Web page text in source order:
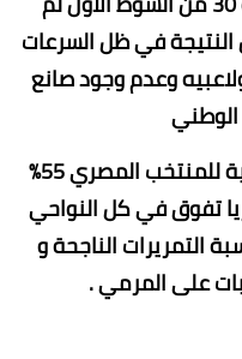
في ظل السرعات
وعدم وجود صانع
نسبة الاستحواذ تعطي الأفضلية للمنتخب المصري 55%
تفوق في كل النواحي
التمريرات الناجحة و
على المرمي .